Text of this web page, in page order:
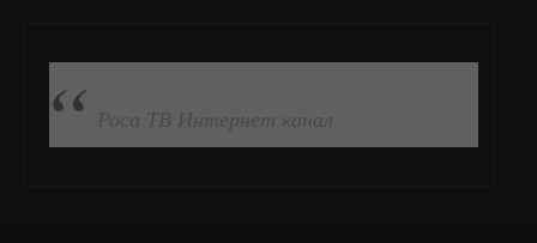
ПОДПИСАТЬСЯ НА FB
Роса ТВ Интернет канал